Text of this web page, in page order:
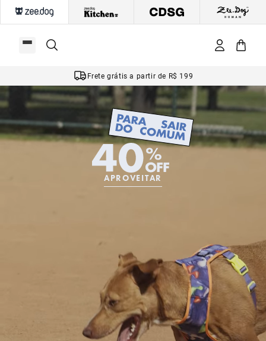
Frete grátis a partir de R$ 199
APROVEITAR